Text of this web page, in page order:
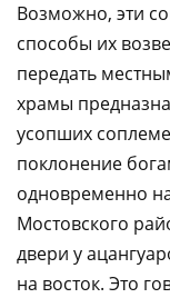
Возможно, эти
способы их
передать
храмы
усопших
поклонение
одновременно
Мостовского
двери у
на восток. Это